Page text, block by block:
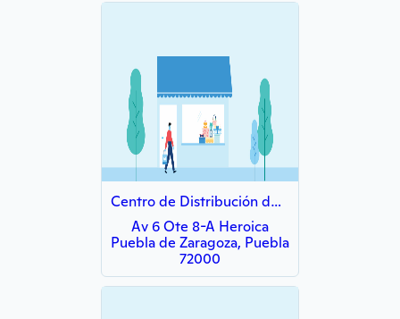
Centro de Distribución de Moda "MIJABI"
Av 6 Ote 8-A Heroica
Puebla de Zaragoza, Puebla
72000